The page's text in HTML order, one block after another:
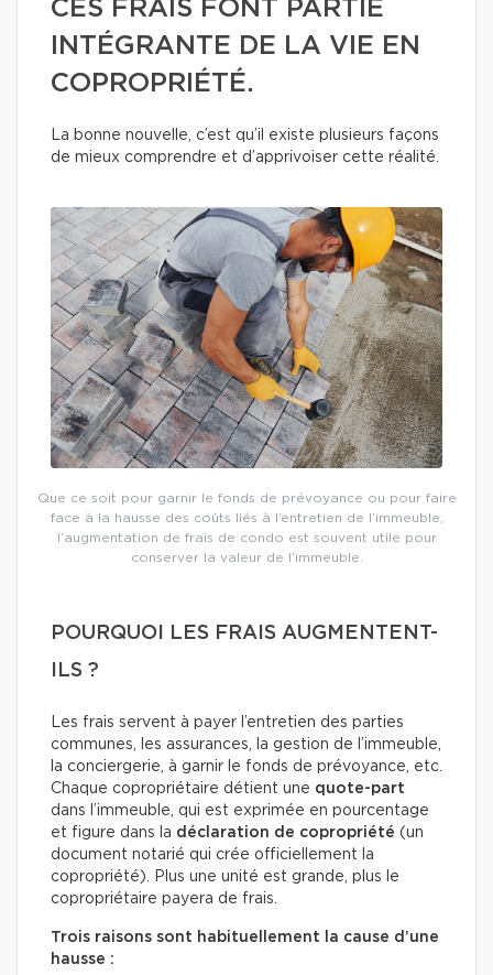
CES FRAIS FONT PARTIE
INTÉGRANTE DE LA VIE EN
COPROPRIÉTÉ.
La bonne nouvelle, c’est qu’il existe plusieurs façons
de mieux comprendre et d’apprivoiser cette réalité.
Que ce soit pour garnir le fonds de prévoyance ou pour faire
face à la hausse des coûts liés à l’entretien de l’immeuble,
l’augmentation de frais de condo est souvent utile pour
conserver la valeur de l’immeuble.
POURQUOI LES FRAIS AUGMENTENT-
ILS ?
Les frais servent à payer l’entretien des parties
communes, les assurances, la gestion de l’immeuble,
la conciergerie, à garnir le fonds de prévoyance, etc.
Chaque copropriétaire détient une quote-part
dans l’immeuble, qui est exprimée en pourcentage
et figure dans la déclaration de copropriété (un
document notarié qui crée officiellement la
copropriété). Plus une unité est grande, plus le
copropriétaire payera de frais.
Trois raisons sont habituellement la cause d’une
hausse :